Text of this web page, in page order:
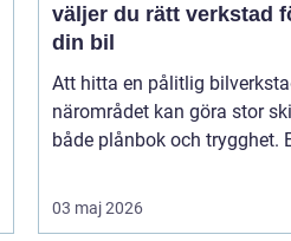
väljer du rätt verkstad
din bil
Att hitta en pålitlig
närområdet kan göra stor
både plånbok och trygghet.
03 maj 2026